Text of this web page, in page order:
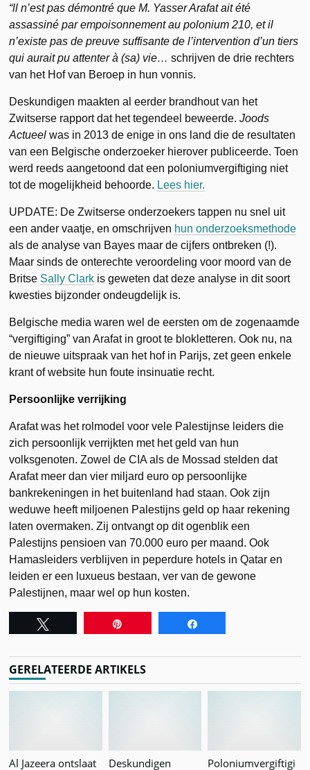
“ll n’est pas démontré que M. Yasser Arafat ait été
assassiné par empoisonnement au polonium 210, et il
n’existe pas de preuve suffisante de l’intervention d’un tiers
qui aurait pu attenter à (sa) vie… schrijven de drie rechters
van het Hof van Beroep in hun vonnis.
Deskundigen maakten al eerder brandhout van het
Zwitserse rapport dat het tegendeel beweerde.Joods
Actueel was in 2013 de enige in ons land die de resultaten
van een Belgische onderzoeker hierover publiceerde. Toen
werd reeds aangetoond dat een poloniumvergiftiging niet
tot de mogelijkheid behoorde. Lees hier.
UPDATE: De Zwitserse onderzoekers tappen nu snel uit
een ander vaatje, en omschrijven hun onderzoeksmethode
als de analyse van Bayes maar de cijfers ontbreken (!).
Maar sinds de onterechte veroordeling voor moord van de
Britse Sally Clark is geweten dat deze analyse in dit soort
kwesties bijzonder ondeugdelijk is.
Belgische media waren wel de eersten om de zogenaamde
“vergiftiging” van Arafat in groot te blokletteren. Ook nu, na
de nieuwe uitspraak van het hof in Parijs, zet geen enkele
krant of website hun foute insinuatie recht.
Persoonlijke verrijking
Arafat was het rolmodel voor vele Palestijnse leiders die
zich persoonlijk verrijkten met het geld van hun
volksgenoten. Zowel de CIA als de Mossad stelden dat
Arafat meer dan vier miljard euro op persoonlijke
bankrekeningen in het buitenland had staan. Ook zijn
weduwe heeft miljoenen Palestijns geld op haar rekening
laten overmaken. Zij ontvangt op dit ogenblik een
Palestijns pensioen van 70.000 euro per maand. Ook
Hamasleiders verblijven in peperdure hotels in Qatar en
leiden er een luxueus bestaan, ver van de gewone
Palestijnen, maar wel op hun kosten.
GERELATEERDE ARTIKELS
Al Jazeera ontslaat
Deskundigen
Poloniumvergiftigi